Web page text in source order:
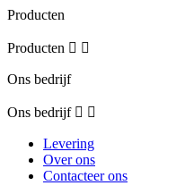
Producten
Producten  
Ons bedrijf
Ons bedrijf  
Levering
Over ons
Contacteer ons